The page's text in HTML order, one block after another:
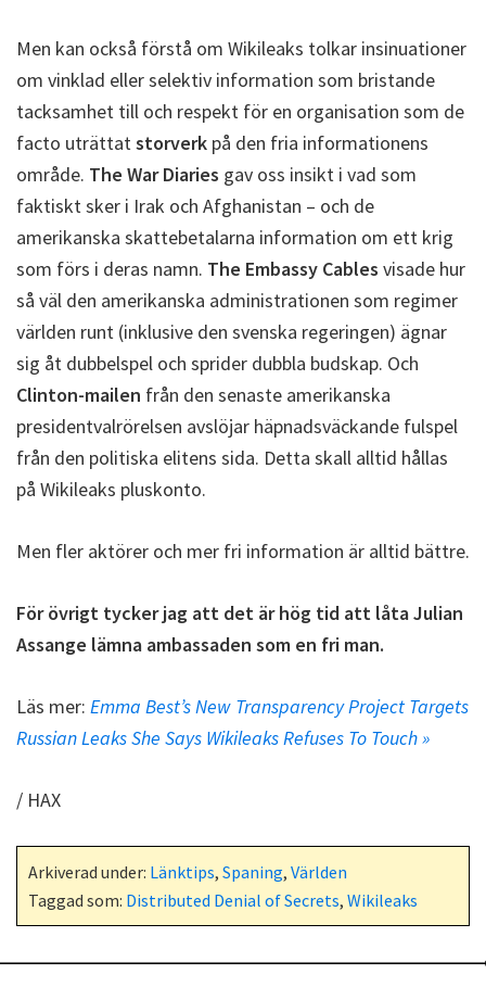
Men kan också förstå om Wikileaks tolkar insinuationer
om vinklad eller selektiv information som bristande
tacksamhet till och respekt för en organisation som de
facto uträttatstorverk på den fria informationens
område. The War Diaries gav oss insikt i vad som
faktiskt sker i Irak och Afghanistan – och de
amerikanska skattebetalarna information om ett krig
som förs i deras namn. The Embassy Cables visade hur
så väl den amerikanska administrationen som regimer
världen runt (inklusive den svenska regeringen) ägnar
sig åt dubbelspel och sprider dubbla budskap. Och
Clinton-mailen från den senaste amerikanska
presidentvalrörelsen avslöjar häpnadsväckande fulspel
från den politiska elitens sida. Detta skall alltid hållas
på Wikileaks pluskonto.
Men fler aktörer och mer fri information är alltid bättre.
För övrigt tycker jag att det är hög tid att låta Julian
Assange lämna ambassaden som en fri man.
Läs mer: Emma Best’s New Transparency Project Targets
Russian Leaks She Says Wikileaks Refuses To Touch »
/ HAX
Arkiverad under: Länktips, Spaning, Världen
Taggad som: Distributed Denial of Secrets, Wikileaks